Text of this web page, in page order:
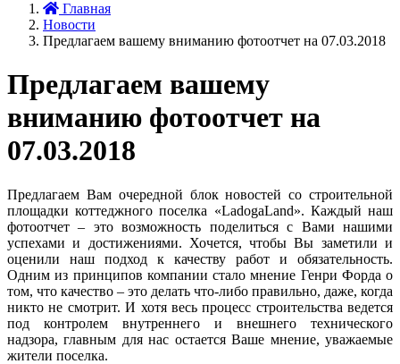
Главная
Новости
Предлагаем вашему вниманию фотоотчет на 07.03.2018
Предлагаем вашему
вниманию фотоотчет на
07.03.2018
Предлагаем Вам очередной блок новостей со строительной
площадки коттеджного поселка «LadogaLand». Каждый наш
фотоотчет – это возможность поделиться с Вами нашими
успехами и достижениями. Хочется, чтобы Вы заметили и
оценили наш подход к качеству работ и обязательность.
Одним из принципов компании стало мнение Генри Форда о
том, что качество – это делать что-либо правильно, даже, когда
никто не смотрит. И хотя весь процесс строительства ведется
под контролем внутреннего и внешнего технического
надзора, главным для нас остается Ваше мнение, уважаемые
жители поселка.